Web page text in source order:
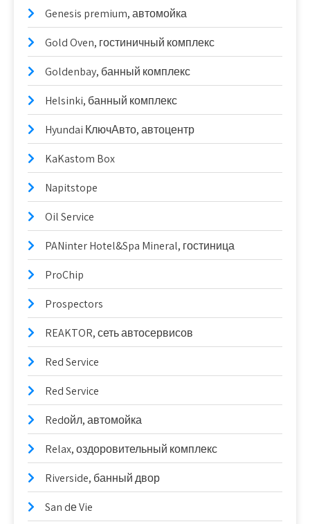
Genesis premium, автомойка
Gold Oven, гостиничный комплекс
Goldenbay, банный комплекс
Helsinki, банный комплекс
Hyundai КлючАвто, автоцентр
KaKastom Box
Napitstope
Oil Service
PANinter Hotel&Spa Mineral, гостиница
ProChip
Prospectors
REAKTOR, сеть автосервисов
Red Service
Red Service
Redойл, автомойка
Relax, оздоровительный комплекс
Riverside, банный двор
San dе Vie